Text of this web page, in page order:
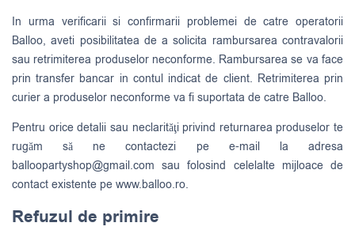
In urma verificarii si confirmarii problemei de catre operatorii
Balloo, aveti posibilitatea de a solicita rambursarea contravalorii
sau retrimiterea produselor neconforme. Rambursarea se va face
prin transfer bancar in contul indicat de client. Retrimiterea prin
curier a produselor neconforme va fi suportata de catre Balloo.
Pentru orice detalii sau neclarităţi privind returnarea produselor te
rugăm să ne contactezi pe e-mail la adresa
balloopartyshop@gmail.com sau folosind celelalte mijloace de
contact existente pe www.balloo.ro.
Refuzul de primire